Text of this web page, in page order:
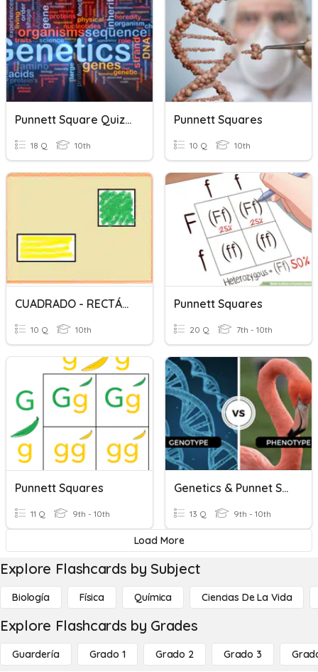
Punnett Square Quiz Review
18 Q 10th
Punnett Squares
10 Q 10th
CUADRADO - RECTÁNGULO
10 Q 10th
Punnett Squares
20 Q 7th - 10th
Punnett Squares
11 Q 9th - 10th
Genetics & Punnet Squares
13 Q 9th - 10th
Load More
Explore Flashcards by Subject
Biología Física Química Ciencias De La Vida
Explore Flashcards by Grades
Guardería Grado 1 Grado 2 Grado 3